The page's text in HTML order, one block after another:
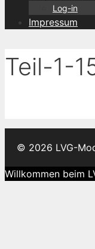
Log-in
Impressum
Teil-1-
© 2026 LVG-
Willkommen beim